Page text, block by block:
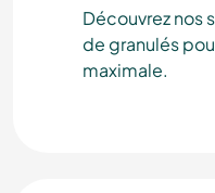
Découvrez nos
de granulés
maximale.